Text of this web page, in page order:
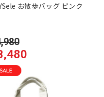
お散歩バッグ ピンク